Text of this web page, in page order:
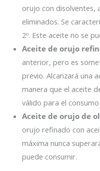
orujo con disolventes,
eliminados. Se
2º. Este aceite no se
Aceite de orujo
anterior, pero es
previo. Alcanzará una
manera que el aceite
válido para el
Aceite de orujo de
orujo refinado con
máxima nunca
puede consumir.